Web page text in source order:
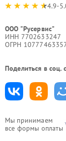
Мы принимаем
все формы оплаты
4.9-
ООО "Русервис"
ИНН 7702633247
ОГРН
Поделиться в соц.